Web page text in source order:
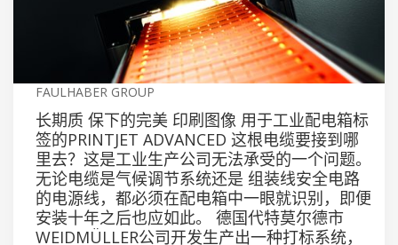
FAULHABER GROUP
长期质 保下的完美 印刷图像 用于工业配电箱标
签的PRINTJET ADVANCED 这根电缆要接到哪
里去？这是工业生产公司无法承受的一个问题。
无论电缆是气候调节系统还是 组装线安全电路
的电源线，都必须在配电箱中一眼就识别，即便
安装十年之后也应如此。 德国代特莫尔德市
WEIDMÜLLER公司开发生产出一种打标系统，